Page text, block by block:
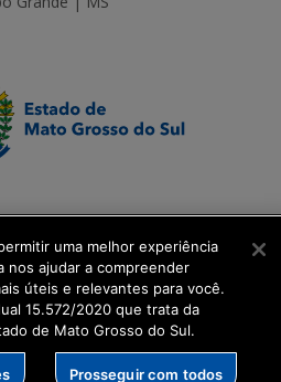
uma melhor experiência
nos ajudar a compreender
úteis e relevantes para você.
15.572/2020 que trata da
de Mato Grosso do Sul.
Prosseguir com todos